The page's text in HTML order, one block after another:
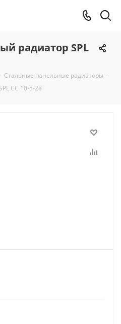
радиатор SPL
- Стальные панельные радиаторы -
CC 10-5-28